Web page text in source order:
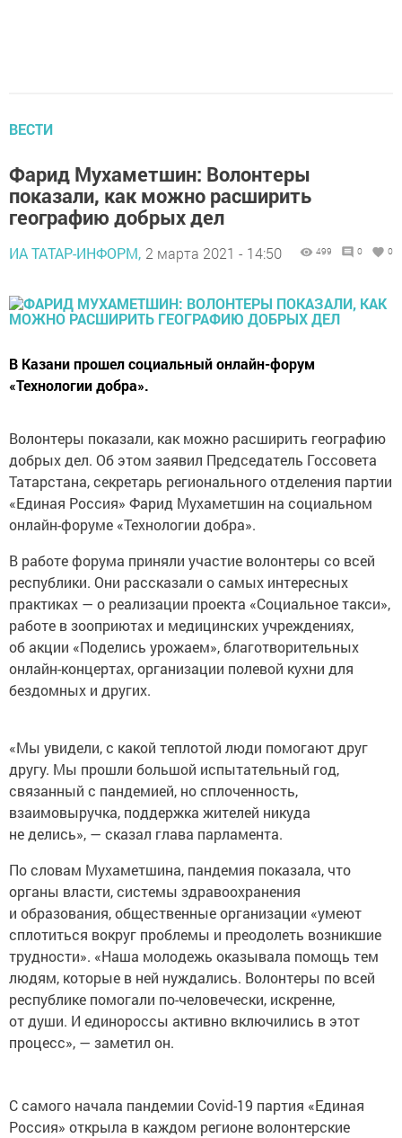
ВЕСТИ
Фарид Мухаметшин: Волонтеры
показали, как можно расширить
географию добрых дел
ИА ТАТАР-ИНФОРМ, 2 марта 2021 - 14:50 499 0 0
В Казани прошел социальный онлайн-форум
«Технологии добра».
Волонтеры показали, как можно расширить географию
добрых дел. Об этом заявил Председатель Госсовета
Татарстана, секретарь регионального отделения партии
«Единая Россия» Фарид Мухаметшин на социальном
онлайн-форуме «Технологии добра».
В работе форума приняли участие волонтеры со всей
республики. Они рассказали о самых интересных
практиках — о реализации проекта «Социальное такси»,
работе в зооприютах и медицинских учреждениях,
об акции «Поделись урожаем», благотворительных
онлайн-концертах, организации полевой кухни для
бездомных и других.
«Мы увидели, с какой теплотой люди помогают друг
другу. Мы прошли большой испытательный год,
связанный с пандемией, но сплоченность,
взаимовыручка, поддержка жителей никуда
не делись», — сказал глава парламента.
По словам Мухаметшина, пандемия показала, что
органы власти, системы здравоохранения
и образования, общественные организации «умеют
сплотиться вокруг проблемы и преодолеть возникшие
трудности». «Наша молодежь оказывала помощь тем
людям, которые в ней нуждались. Волонтеры по всей
республике помогали по-человечески, искренне,
от души. И единороссы активно включились в этот
процесс», — заметил он.
С самого начала пандемии Covid-19 партия «Единая
Россия» открыла в каждом регионе волонтерские